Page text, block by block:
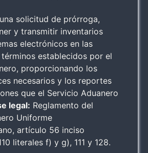
solicitud de prórroga,
y transmitir inventarios
electrónicos en las
establecidos por el
proporcionando los
necesarios y los reportes
que el Servicio Aduanero
legal: Reglamento del
Uniforme
artículo 56 inciso
literales f) y g), 111 y 128.